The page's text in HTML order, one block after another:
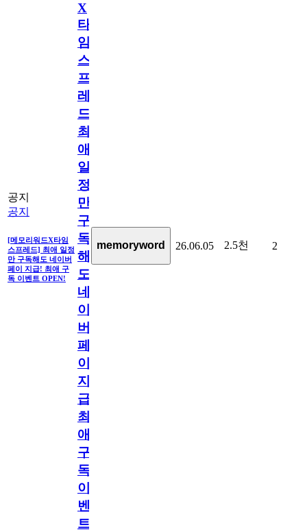
공지
공지
[메모리워드X타임
스프레드] 최애 일정
만 구독해도 네이버
페이 지급! 최애 구
독 이벤트 OPEN!
X
타
임
스
프
레
드]
최
애
일
정
만
구
독
해
도
네
이
버
페
이
지
급!
최
애
구
독
이
벤
트
memoryword 26.06.05 2.5천 2